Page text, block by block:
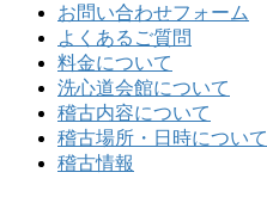
お問い合わせフォーム
よくあるご質問
料金について
洗心道会館について
稽古内容について
稽古場所・日時について
稽古情報